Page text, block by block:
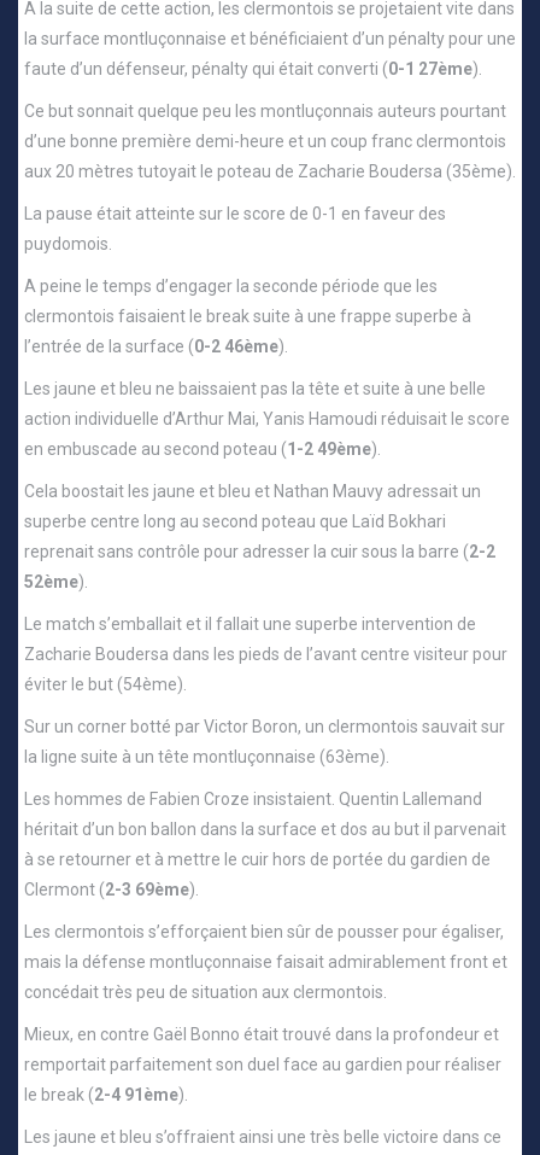
A la suite de cette action, les clermontois se projetaient vite dans
la surface montluçonnaise et bénéficiaient d’un pénalty pour une
faute d’un défenseur, pénalty qui était converti (0-1 27ème).
Ce but sonnait quelque peu les montluçonnais auteurs pourtant
d’une bonne première demi-heure et un coup franc clermontois
aux 20 mètres tutoyait le poteau de Zacharie Boudersa (35ème).
La pause était atteinte sur le score de 0-1 en faveur des
puydomois.
A peine le temps d’engager la seconde période que les
clermontois faisaient le break suite à une frappe superbe à
l’entrée de la surface (0-2 46ème).
Les jaune et bleu ne baissaient pas la tête et suite à une belle
action individuelle d’Arthur Mai, Yanis Hamoudi réduisait le score
en embuscade au second poteau (1-2 49ème).
Cela boostait les jaune et bleu et Nathan Mauvy adressait un
superbe centre long au second poteau que Laïd Bokhari
reprenait sans contrôle pour adresser la cuir sous la barre (2-2
52ème).
Le match s’emballait et il fallait une superbe intervention de
Zacharie Boudersa dans les pieds de l’avant centre visiteur pour
éviter le but (54ème).
Sur un corner botté par Victor Boron, un clermontois sauvait sur
la ligne suite à un tête montluçonnaise (63ème).
Les hommes de Fabien Croze insistaient. Quentin Lallemand
héritait d’un bon ballon dans la surface et dos au but il parvenait
à se retourner et à mettre le cuir hors de portée du gardien de
Clermont (2-3 69ème).
Les clermontois s’efforçaient bien sûr de pousser pour égaliser,
mais la défense montluçonnaise faisait admirablement front et
concédait très peu de situation aux clermontois.
Mieux, en contre Gaël Bonno était trouvé dans la profondeur et
remportait parfaitement son duel face au gardien pour réaliser
le break (2-4 91ème).
Les jaune et bleu s’offraient ainsi une très belle victoire dans ce